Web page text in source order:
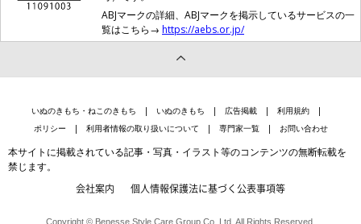
ABJマークの詳細、ABJマークを掲示しているサービスの一
覧はこちら→ https://aebs.or.jp/
いぬのきもち・ねこのきもち いぬのきもち 広告掲載
利用規約
ポリシー
利用者情報の取り扱いについて 専門家一覧 お問い合わせ
本サイトに掲載されている記事・写真・イラスト等のコンテンツの無断転載を
禁じます。
会社案内 個人情報保護法に基づく公表事項等
Copyright © Benesse Style Care Group Co.,Ltd. All Rights Reserved.